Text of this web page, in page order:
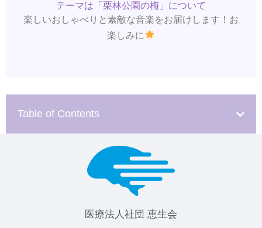
テーマは「栗林公園の梅」について
楽しいおしゃべりと素敵な音楽をお届けします！お
楽しみに
Table of Contents
医療法人社団 恵生会